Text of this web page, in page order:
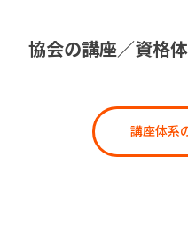
協会の講座／資格
講座体系